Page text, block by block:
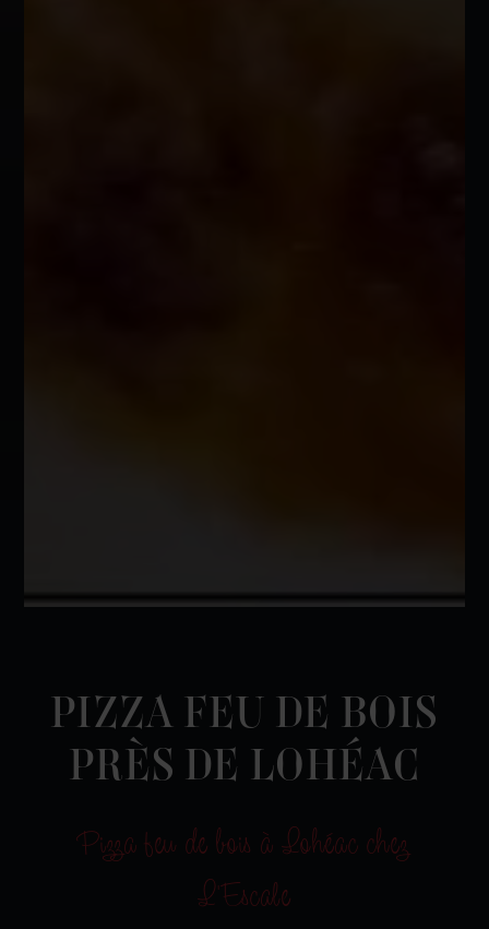
PIZZA FEU DE BOIS
PRÈS DE LOHÉAC
Pizza feu de bois à Lohéac chez
L'Escale